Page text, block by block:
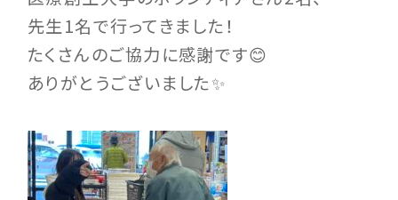
先生1名で行ってきました！
たくさんのご協力に感謝です😊
ありがとうございました✨